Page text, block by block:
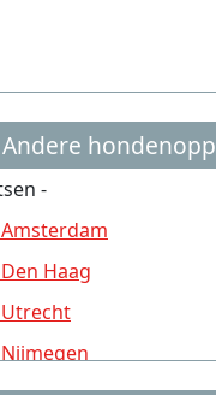
Andere
-
Haag